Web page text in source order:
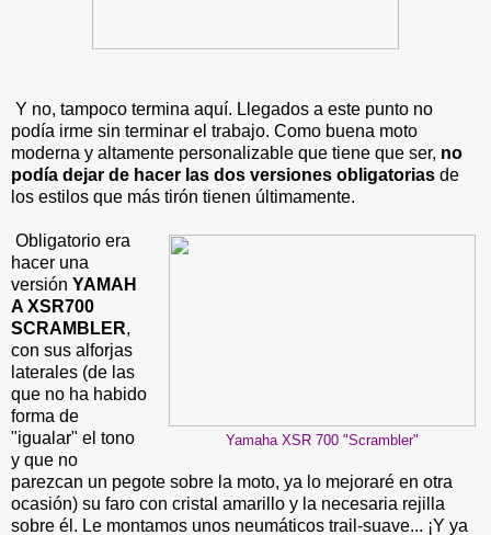
Y no, tampoco termina aquí. Llegados a este punto no
podía irme sin terminar el trabajo. Como buena moto
moderna y altamente personalizable que tiene que ser, no
podía dejar de hacer las dos versiones obligatorias de
los estilos que más tirón tienen últimamente.
Yamaha XSR 700 "Scrambler"
Obligatorio era
hacer una
versión YAMAH
A XSR700
SCRAMBLER,
con sus alforjas
laterales (de las
que no ha habido
forma de
"igualar" el tono
y que no
parezcan un pegote sobre la moto, ya lo mejoraré en otra
ocasión) su faro con cristal amarillo y la necesaria rejilla
sobre él. Le montamos unos neumáticos trail-suave... ¡Y ya